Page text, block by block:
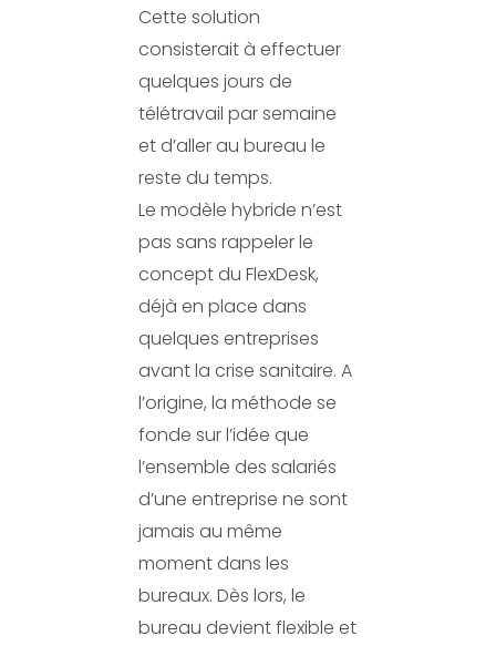
Cette solution
consisterait à effectuer
quelques jours de
télétravail par semaine
et d’aller au bureau le
reste du temps.
Le modèle hybride n’est
pas sans rappeler le
concept du FlexDesk,
déjà en place dans
quelques entreprises
avant la crise sanitaire. A
l’origine, la méthode se
fonde sur l’idée que
l’ensemble des salariés
d’une entreprise ne sont
jamais au même
moment dans les
bureaux. Dès lors, le
bureau devient flexible et